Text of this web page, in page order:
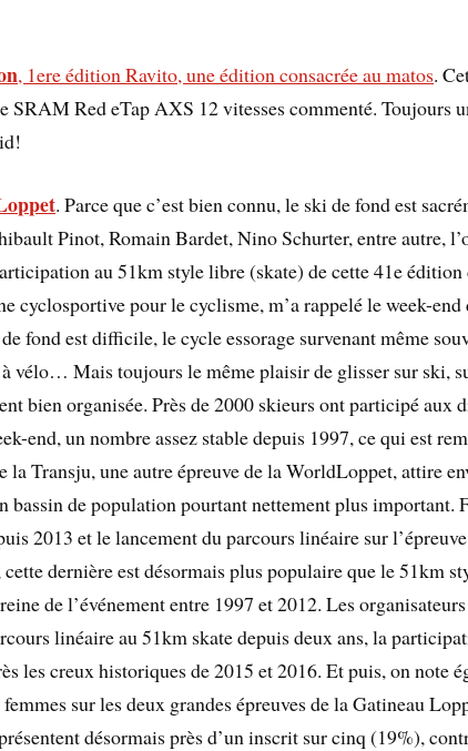
, 1ere édition Ravito, une édition consacrée au matos.
SRAM Red eTap AXS 12 vitesses commenté. Toujours
. Parce que c’est bien connu, le ski de fond est
Pinot, Romain Bardet, Nino Schurter, entre autre,
au 51km style libre (skate) de cette 41e édition
cyclosportive pour le cyclisme, m’a rappelé le week-
fond est difficile, le cycle essorage survenant même
vélo… Mais toujours le même plaisir de glisser sur ski,
bien organisée. Près de 2000 skieurs ont participé aux
end, un nombre assez stable depuis 1997, ce qui est
la Transju, une autre épreuve de la WorldLoppet, attire
bassin de population pourtant nettement plus important.
2013 et le lancement du parcours linéaire sur
cette dernière est désormais plus populaire que le 51km
de l’événement entre 1997 et 2012. Les
linéaire au 51km skate depuis deux ans, la
les creux historiques de 2015 et 2016. Et puis, on note
sur les deux grandes épreuves de la Gatineau
désormais près d’un inscrit sur cinq (19%),